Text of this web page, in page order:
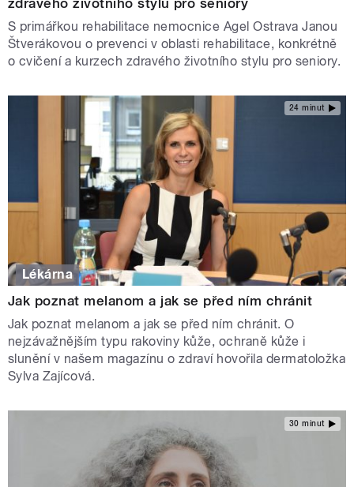
S primářkou rehabilitace nemocnice Agel Ostrava Janou
Štverákovou o prevenci v oblasti rehabilitace, konkrétně
o cvičení a kurzech zdravého životního stylu pro seniory.
24 minut
Lékárna
Jak poznat melanom a jak se před ním chránit
Jak poznat melanom a jak se před ním chránit. O
nejzávažnějším typu rakoviny kůže, ochraně kůže i
slunění v našem magazínu o zdraví hovořila dermatoložka
Sylva Zajícová.
30 minut